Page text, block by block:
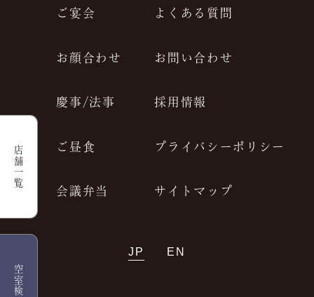
空室検索
店舗一覧
ご宴会
お顔合わせ
慶事/法事
ご昼食
会議弁当
よくある質問
お問い合わせ
採用情報
プライバシーポリシー
サイトマップ
JP EN